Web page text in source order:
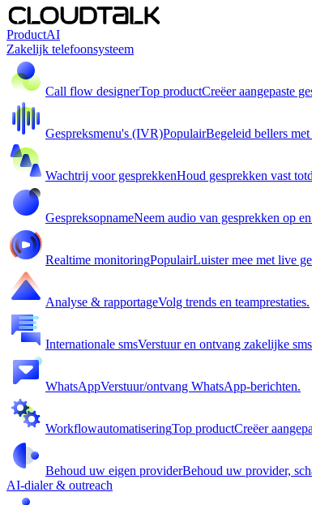
ProductAI
Zakelijk telefoonsysteem
Call flow designerTop productCreëer aangepaste
Gespreksmenu's (IVR)PopulairBegeleid bellers met
Wachtrij voor gesprekkenHoud gesprekken vast
GespreksopnameNeem audio van gesprekken op
Realtime monitoringPopulairLuister mee met live
Analyse & rapportageVolg trends en teamprestaties.
Internationale smsVerstuur en ontvang zakelijke
WhatsAppVerstuur/ontvang WhatsApp-berichten.
WorkflowautomatiseringTop productCreëer
Behoud uw eigen providerBehoud uw provider,
AI-dialer & outreach